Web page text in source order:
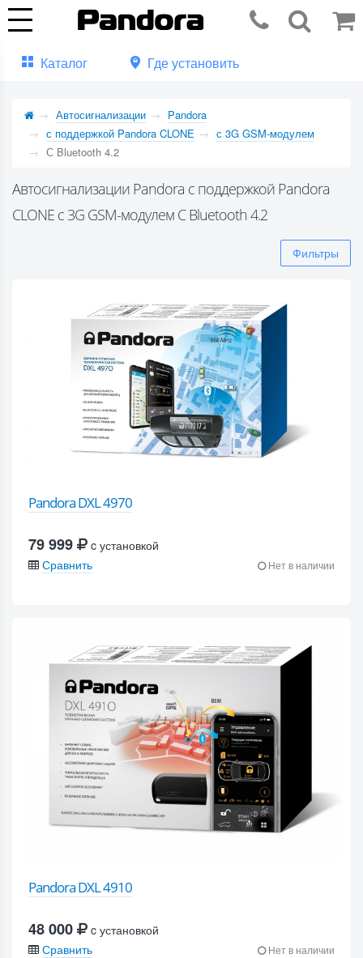
Каталог Где установить
Автосигнализации
Pandora
с поддержкой Pandora CLONE
с 3G GSM-модулем
С Bluetooth 4.2
Автосигнализации Pandora с поддержкой Pandora
CLONE с 3G GSM-модулем С Bluetooth 4.2
Фильтры
Pandora DXL 4970
79 999
c установкой
Сравнить
Нет в наличии
Pandora DXL 4910
48 000
c установкой
Сравнить
Нет в наличии